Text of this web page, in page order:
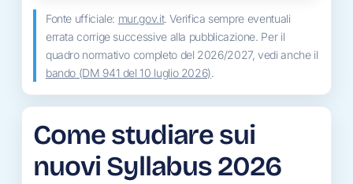
Fonte ufficiale: mur.gov.it. Verifica sempre eventuali
errata corrige successive alla pubblicazione. Per il
quadro normativo completo del 2026/2027, vedi anche il
bando (DM 941 del 10 luglio 2026).
Come studiare sui
nuovi Syllabus 2026